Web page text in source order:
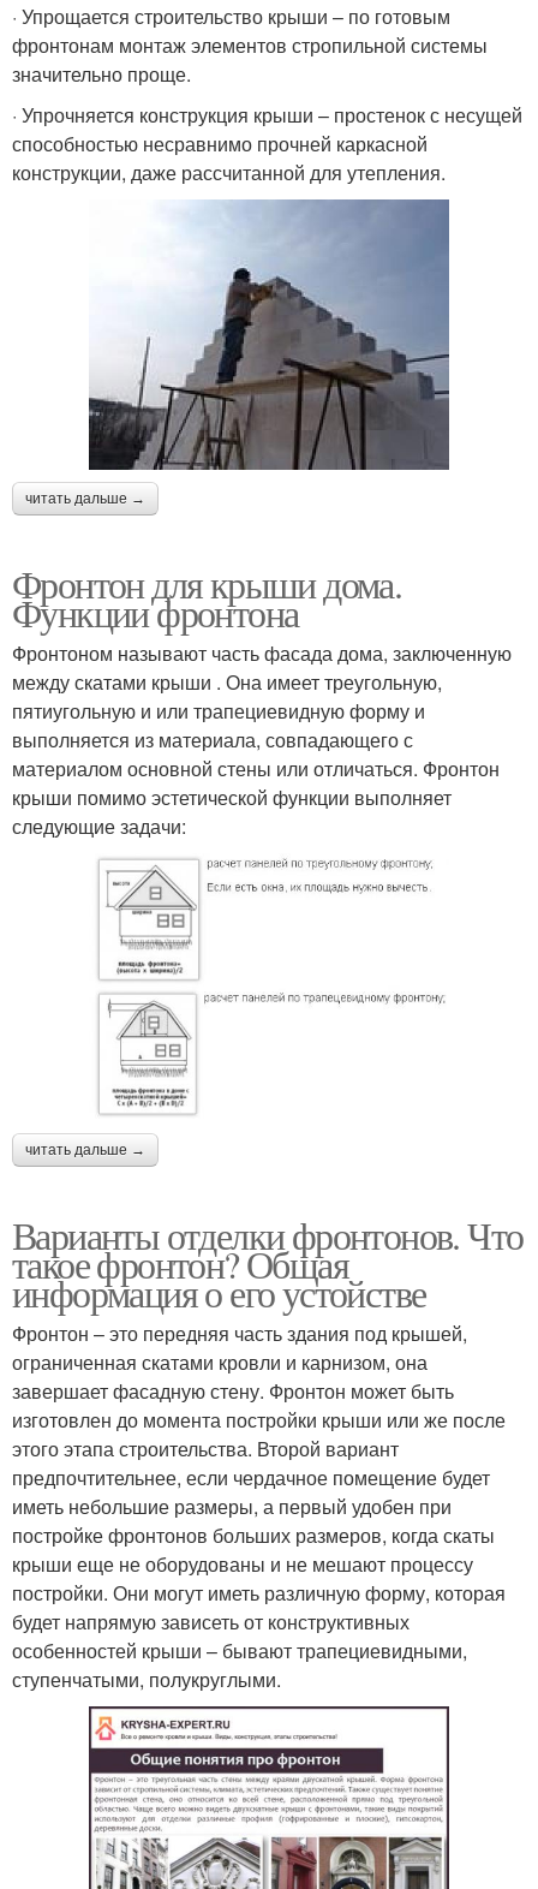
· Упрощается строительство крыши – по готовым
фронтонам монтаж элементов стропильной системы
значительно проще.
· Упрочняется конструкция крыши – простенок с несущей
способностью несравнимо прочней каркасной
конструкции, даже рассчитанной для утепления.
читать дальше →
Фронтон для крыши дома.
Функции фронтона
Фронтоном называют часть фасада дома, заключенную
между скатами крыши . Она имеет треугольную,
пятиугольную и или трапециевидную форму и
выполняется из материала, совпадающего с
материалом основной стены или отличаться. Фронтон
крыши помимо эстетической функции выполняет
следующие задачи:
читать дальше →
Варианты отделки фронтонов. Что
такое фронтон? Общая
информация о его устойстве
Фронтон – это передняя часть здания под крышей,
ограниченная скатами кровли и карнизом, она
завершает фасадную стену. Фронтон может быть
изготовлен до момента постройки крыши или же после
этого этапа строительства. Второй вариант
предпочтительнее, если чердачное помещение будет
иметь небольшие размеры, а первый удобен при
постройке фронтонов больших размеров, когда скаты
крыши еще не оборудованы и не мешают процессу
постройки. Они могут иметь различную форму, которая
будет напрямую зависеть от конструктивных
особенностей крыши – бывают трапециевидными,
ступенчатыми, полукруглыми.